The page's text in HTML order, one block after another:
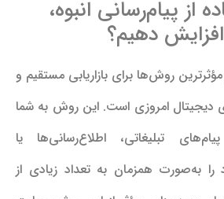
از پیام‌رسانی انبوه،
دهیم؟
مؤثرترین روش‌ها برای بازاریابی مستقیم و
دیجیتال امروزی است. این روش به شما
تبلیغاتی، اطلاع‌رسانی‌ها یا
را به‌صورت همزمان به تعداد زیادی از